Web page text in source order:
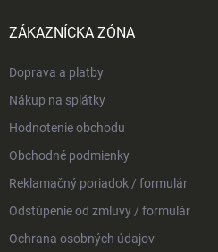
ZÁKAZNÍCKA ZÓNA
Doprava a platby
Nákup na splátky
Hodnotenie obchodu
Obchodné podmienky
Reklamačný poriadok / formulár
Odstúpenie od zmluvy / formulár
Ochrana osobných údajov